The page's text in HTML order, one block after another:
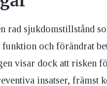
rad sjukdomstillstånd
och förändrat
visar dock att risken
insatser, främst